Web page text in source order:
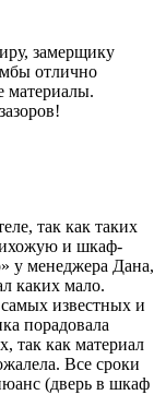
замерщику
отлично
материалы.
так как таких
и шкаф-
у менеджера Дана,
каких мало.
известных и
порадовала
так как материал
Все сроки
(дверь в шкаф